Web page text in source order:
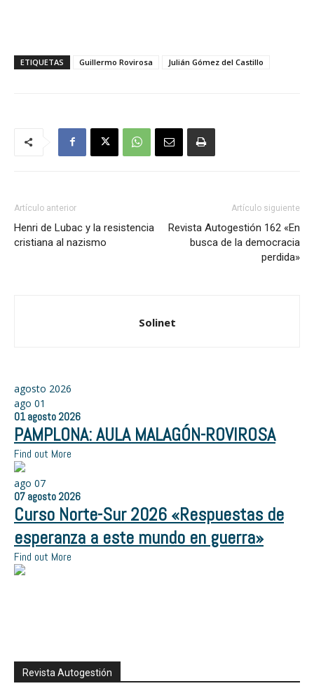
ETIQUETAS Guillermo Rovirosa Julián Gómez del Castillo
Artículo anterior
Henri de Lubac y la resistencia
cristiana al nazismo
Artículo siguiente
Revista Autogestión 162 «En
busca de la democracia
perdida»
Solinet
agosto 2026
ago 01
01 agosto 2026
PAMPLONA: AULA MALAGÓN-ROVIROSA
Find out More
ago 07
07 agosto 2026
Curso Norte-Sur 2026 «Respuestas de
esperanza a este mundo en guerra»
Find out More
Revista Autogestión